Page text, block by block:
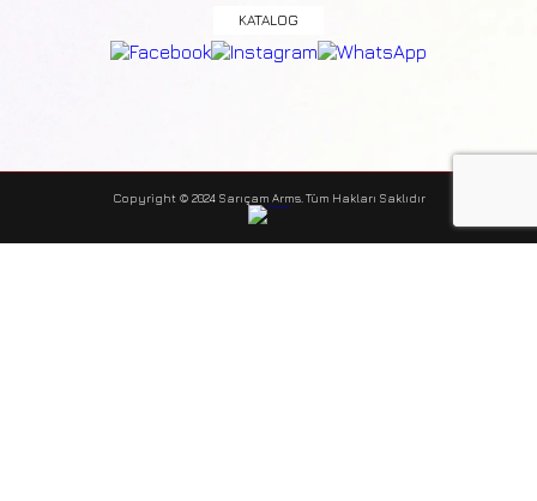
KATALOG
Copyright © 2024 Sarıçam Arms. Tüm Hakları Saklıdır